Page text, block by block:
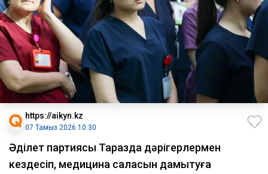
https://aikyn.kz
07 Тамыз 2026 10:30
Әділет партиясы Таразда дәрігерлермен
кездесіп, медицина саласын дамытуға